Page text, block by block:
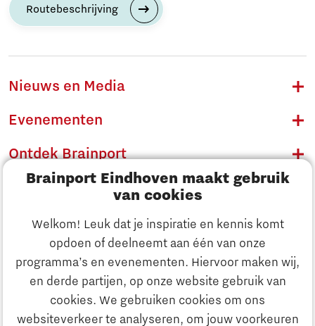
Brainport Eindhoven maakt gebruik
van cookies
Welkom! Leuk dat je inspiratie en kennis komt
opdoen of deelneemt aan één van onze
programma’s en evenementen. Hiervoor maken wij,
en derde partijen, op onze website gebruik van
cookies. We gebruiken cookies om ons
websiteverkeer te analyseren, om jouw voorkeuren
Ontdek Brainport
Innovatie
Routebeschrijving
Nieuws en Media
Evenementen
Ontdek Brainport
Innovatie
Ondernemen
Onderwijs
Maatschappelijk